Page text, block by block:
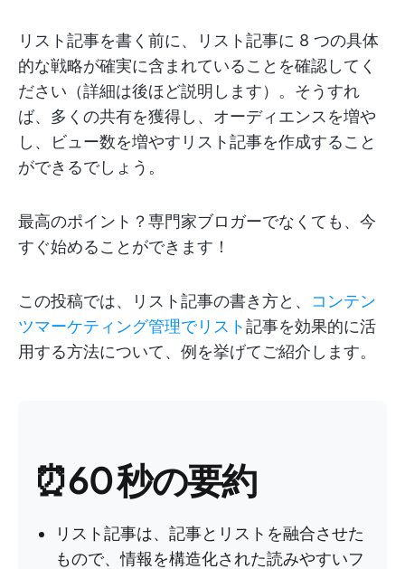
リスト記事を書く前に、リスト記事に 8 つの具体
的な戦略が確実に含まれていることを確認してく
ださい（詳細は後ほど説明します）。そうすれ
ば、多くの共有を獲得し、オーディエンスを増や
し、ビュー数を増やすリスト記事を作成すること
ができるでしょう。
最高のポイント？専門家ブロガーでなくても、今
すぐ始めることができます！
この投稿では、リスト記事の書き方と、 コンテン
ツマーケティング管理でリスト記事を効果的に活
用する方法について、例を挙げてご紹介します。
⏰60 秒の要約
リスト記事は、記事とリストを融合させた
もので、情報を構造化された読みやすいフ